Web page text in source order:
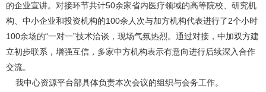
的企业宣讲。对接环节共计50余家省内医疗领域的高等院校、研究机
构、中小企业和投资机构的100余人次与加方机构代表进行了2个小时
100余场的“一对一”技术洽谈，现场气氛热烈。通过对接，中加双方建
立初步联系，增强互信，多家中方机构表示有意向进行后续深入合作
交流。
我中心资源平台部具体负责本次会议的组织与会务工作。